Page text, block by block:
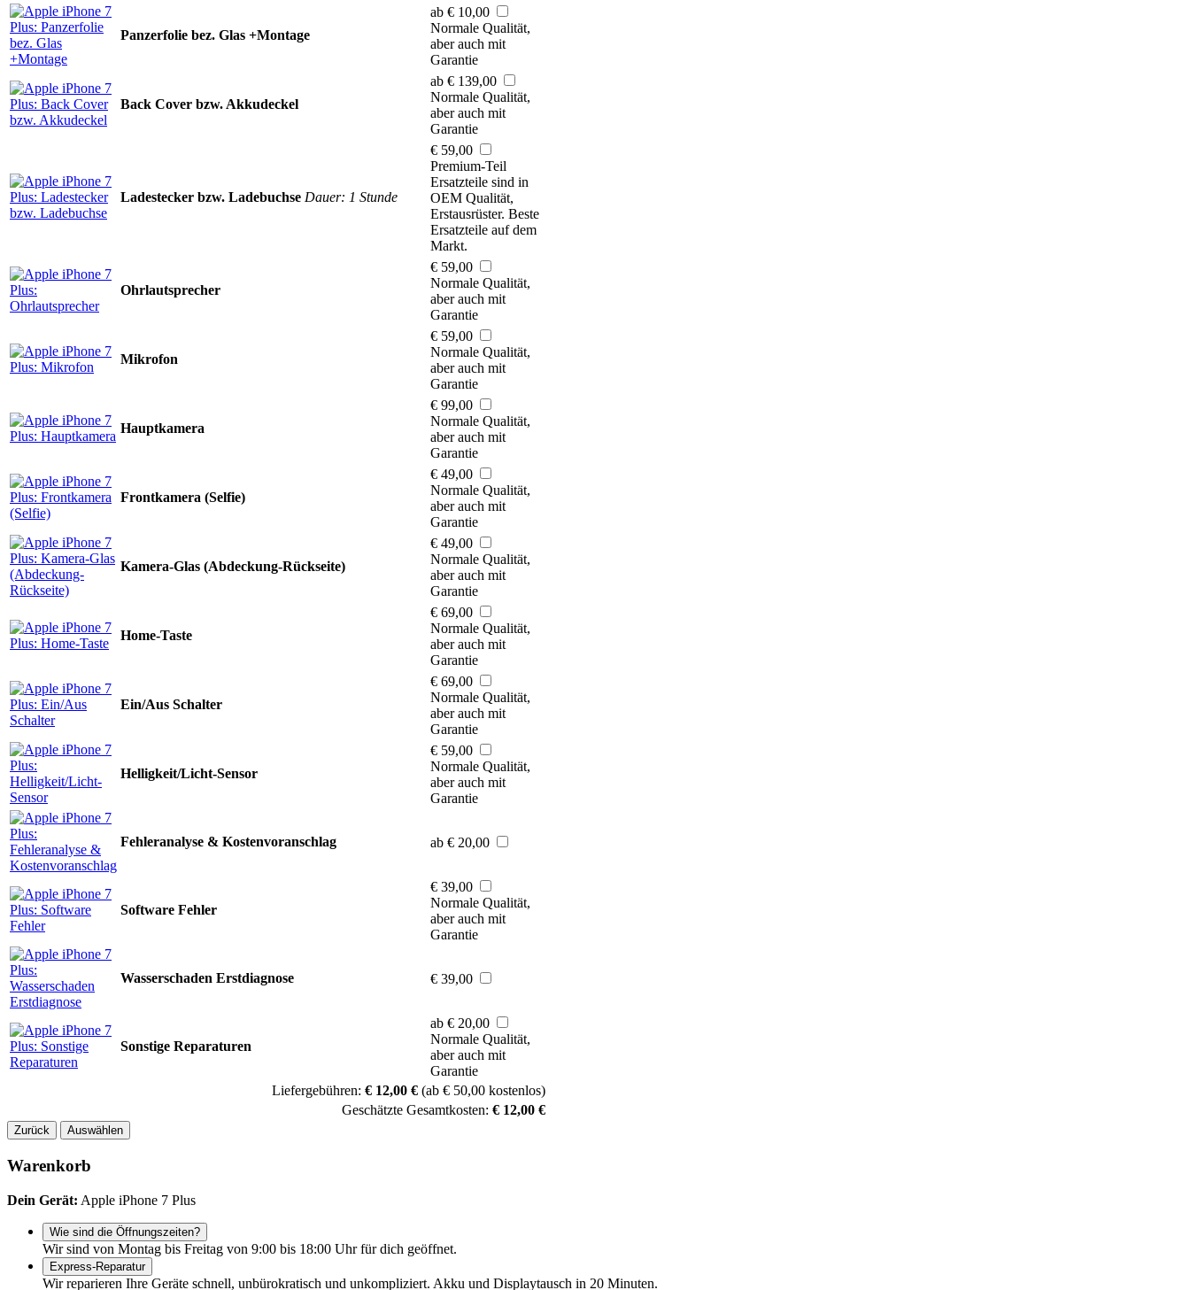
Panzerfolie bez. Glas +Montage
ab € 10,00
Normale Qualität,
aber auch mit
Garantie
Back Cover bzw. Akkudeckel
ab € 139,00
Normale Qualität,
aber auch mit
Garantie
Ladestecker bzw. Ladebuchse Dauer: 1 Stunde
€ 59,00
Premium-Teil
Ersatzteile sind in
OEM Qualität,
Erstausrüster. Beste
Ersatzteile auf dem
Markt.
Ohrlautsprecher
€ 59,00
Normale Qualität,
aber auch mit
Garantie
Mikrofon
€ 59,00
Normale Qualität,
aber auch mit
Garantie
Hauptkamera
€ 99,00
Normale Qualität,
aber auch mit
Garantie
Frontkamera (Selfie)
€ 49,00
Normale Qualität,
aber auch mit
Garantie
Kamera-Glas (Abdeckung-Rückseite)
€ 49,00
Normale Qualität,
aber auch mit
Garantie
Home-Taste
€ 69,00
Normale Qualität,
aber auch mit
Garantie
Ein/Aus Schalter
€ 69,00
Normale Qualität,
aber auch mit
Garantie
Helligkeit/Licht-Sensor
€ 59,00
Normale Qualität,
aber auch mit
Garantie
Fehleranalyse & Kostenvoranschlag ab € 20,00
Software Fehler
€ 39,00
Normale Qualität,
aber auch mit
Garantie
Wasserschaden Erstdiagnose € 39,00
Sonstige Reparaturen
ab € 20,00
Normale Qualität,
aber auch mit
Garantie
Liefergebühren: € 12,00 € (ab € 50,00 kostenlos)
Geschätzte Gesamtkosten: € 12,00 €
Zurück Auswählen
Warenkorb
Dein Gerät: Apple iPhone 7 Plus
Wie sind die Öffnungszeiten?
Wir sind von Montag bis Freitag von 9:00 bis 18:00 Uhr für dich geöffnet.
Express-Reparatur
Wir reparieren Ihre Geräte schnell, unbürokratisch und unkompliziert. Akku und Displaytausch in 20 Minuten.